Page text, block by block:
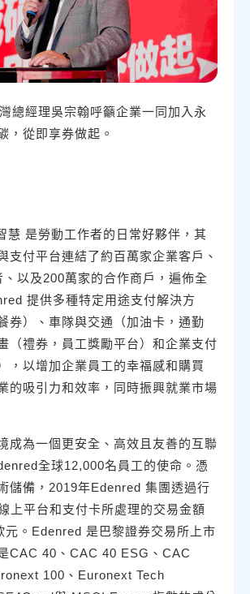
總經理吳宗翰呼籲企業一同加入永
，從即享券做起。
慧 是勞動工作者的日常好夥伴，其
支付平台連結了約百萬家企業客戶、
以及200萬家的合作商戶，遍佈全
提供多種特定用途支付解決方
券）、車隊與交通（加油卡，通勤
（禮券，員工獎勵平台）和企業支付
，以增加企業員工的幸福感和購買
的吸引力和效率，同時振興就業市場
成為一個更安全、高效且友善的互聯
全球12,000名員工的使命。憑
儲備，2019年Edenred 集團透過行
上平台和支付卡所處理的交易金額
元。Edenred 是巴黎證券交易所上市
CAC 40、CAC 40 ESG、CAC
100、Euronext Tech